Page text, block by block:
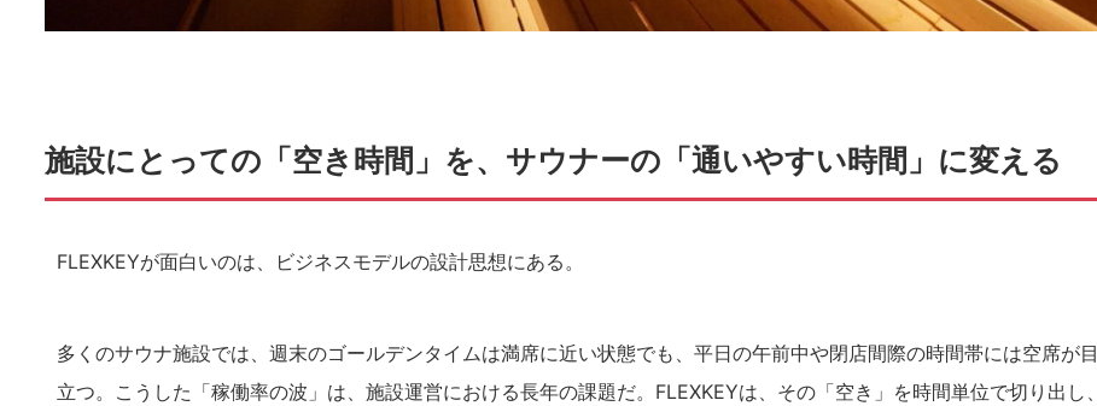
施設にとっての「空き時間」を、サウナーの「通いやすい時間」に変える
FLEXKEYが面白いのは、ビジネスモデルの設計思想にある。
多くのサウナ施設では、週末のゴールデンタイムは満席に近い状態でも、平日の午前中や閉店間際の時間帯には空席が目
立つ。こうした「稼働率の波」は、施設運営における長年の課題だ。FLEXKEYは、その「空き」を時間単位で切り出し、